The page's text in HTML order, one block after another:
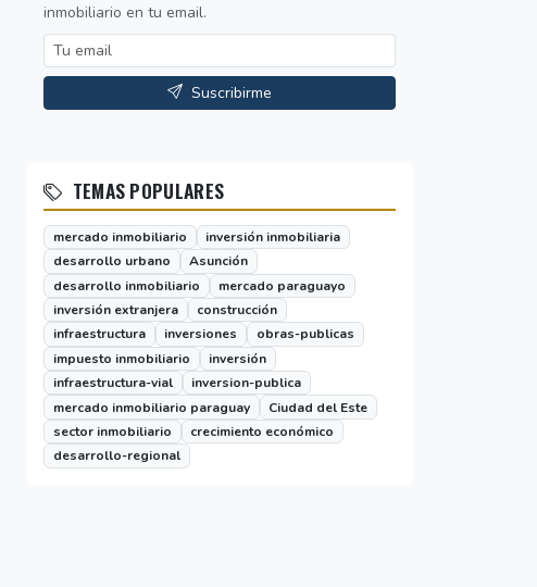
inmobiliario en tu email.
Suscribirme
TEMAS POPULARES
mercado inmobiliario
inversión inmobiliaria
desarrollo urbano
Asunción
desarrollo inmobiliario
mercado paraguayo
inversión extranjera
construcción
infraestructura
inversiones
obras-publicas
impuesto inmobiliario
inversión
infraestructura-vial
inversion-publica
mercado inmobiliario paraguay
Ciudad del Este
sector inmobiliario
crecimiento económico
desarrollo-regional